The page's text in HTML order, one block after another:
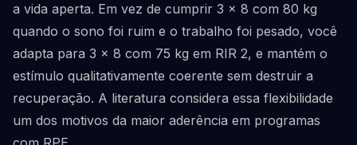
a vida aperta. Em vez de cumprir 3 x 8 com 80 kg
quando o sono foi ruim e o trabalho foi pesado, você
adapta para 3 x 8 com 75 kg em RIR 2, e mantém o
estímulo qualitativamente coerente sem destruir a
recuperação. A literatura considera essa flexibilidade
um dos motivos da maior aderência em programas